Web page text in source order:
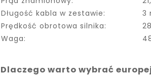
Długość kabla w zestawie:
3
Prędkość obrotowa silnika:
Waga:
Dlaczego warto wybrać